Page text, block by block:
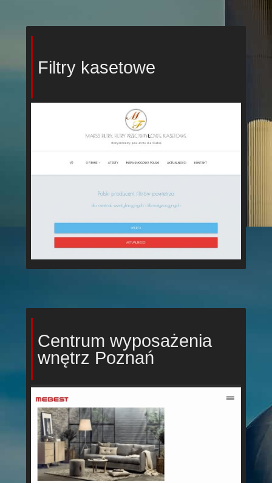
Filtry kasetowe
Centrum wyposażenia
wnętrz Poznań